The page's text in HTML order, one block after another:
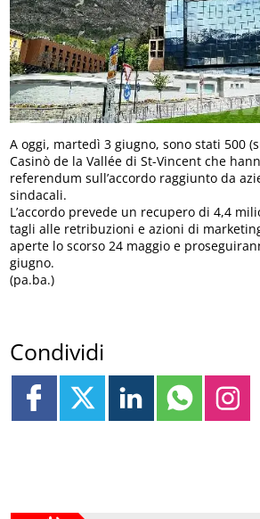
A oggi, martedì 3 giugno, sono stati 500
Casinò de la Vallée di St-Vincent che
referendum sull’accordo raggiunto da
sindacali.
L’accordo prevede un recupero di 4,4
tagli alle retribuzioni e azioni di
aperte lo scorso 24 maggio e
giugno.
(pa.ba.)
Condividi